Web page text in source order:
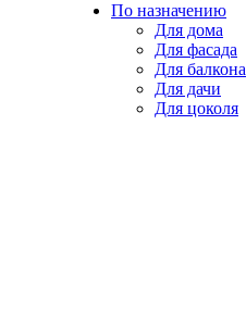
По назначению
Для дома
Для фасада
Для балкона
Для дачи
Для цоколя